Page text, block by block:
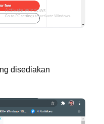
disediakan